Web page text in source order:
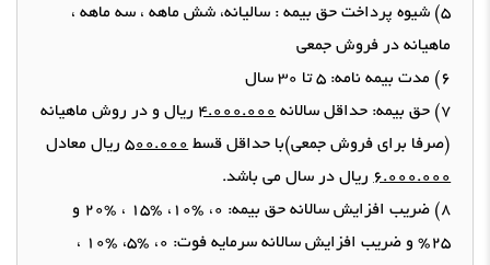
5)
شیوه پرداخت حق بیمه : سالیانه، شش ماهه ، سه ماهه ،
ماهیانهدر فروشجمعی
6)
مدت بیمه نامه:
5 تا 30 سال
7)
حق­ بیمه: حداقل سالانه 4.000.000 ریال و در روش ماهیانه
(صرفا برای فروش جمعی)با حداقل قسط 500.000 ریال معادل
6.000.000 ریال در سال می باشد.
8)
ضریب افزایش سالانه حق بیمه: ، %10 ، %15 ، %20
و
25%
و ضریب افزایش سالانه سرمایه فوت:
0، %5 ، %10
،